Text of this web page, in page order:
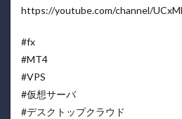
https://youtube.com/channel/
#fx
#MT4
#VPS
#仮想サーバ
#デスクトップクラウド